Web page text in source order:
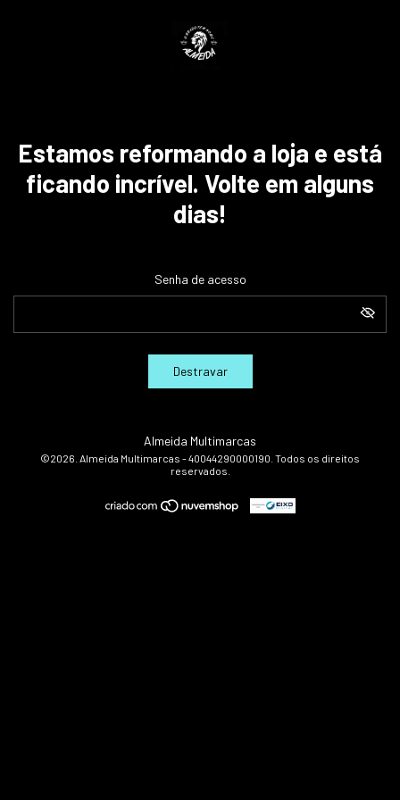
Estamos reformando a loja e está
ficando incrível. Volte em alguns
dias!
Senha de acesso
Destravar
Almeida Multimarcas
©2026. Almeida Multimarcas - 40044290000190. Todos os direitos
reservados.